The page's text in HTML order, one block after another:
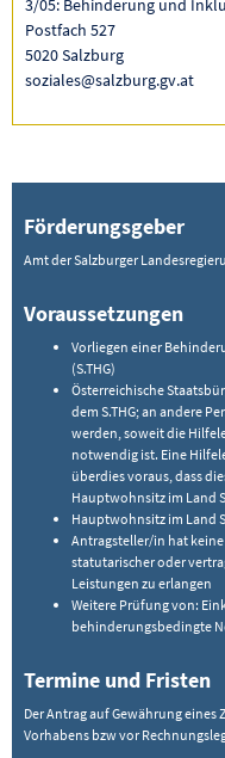
Postfach 527
5020 Salzburg
soziales@salzburg.gv.at
Förderungsgeber
Amt der Salzburger
Voraussetzungen
Vorliegen einer
(S.THG)
Österreichische
dem S.THG; an andere
werden, soweit die
notwendig ist. Eine
überdies voraus, dass
Hauptwohnsitz im Land
Hauptwohnsitz im Land
Antragsteller/in hat
statutarischer oder
Leistungen zu erlangen
Weitere Prüfung von:
behinderungsbedingte
Termine und Fristen
Der Antrag auf Gewährung eines
Vorhabens bzw vor